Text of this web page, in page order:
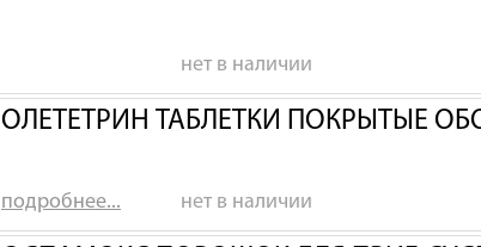
нет в наличии
ОЛЕТЕТРИН ТАБЛЕТКИ ПОКРЫТЫЕ
подробнее... нет в наличии